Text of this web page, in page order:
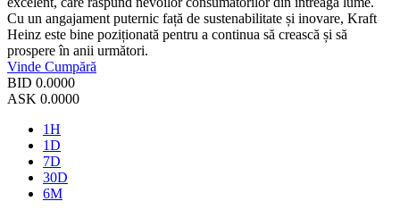
Cu un angajament puternic față de sustenabilitate și inovare, Kraft
Heinz este bine poziționată pentru a continua să crească și să
prospere în anii următori.
Vinde Cumpără
BID 0.0000
ASK 0.0000
1H
1D
7D
30D
6M